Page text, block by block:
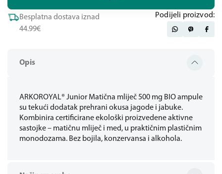
Opis
ARKOROYAL® Junior Matična mliječ 500 mg BIO ampule
su tekući dodatak prehrani okusa jagode i jabuke.
Kombinira certificirane ekološki proizvedene aktivne
sastojke – matičnu mliječ i med, u praktičnim plastičnim
monodozama. Bez bojila, konzervansa i alkohola.
Besplatna dostava iznad
44.99€
Podijeli proizvod: